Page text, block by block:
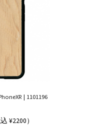
| 1101196
込 ¥2200）